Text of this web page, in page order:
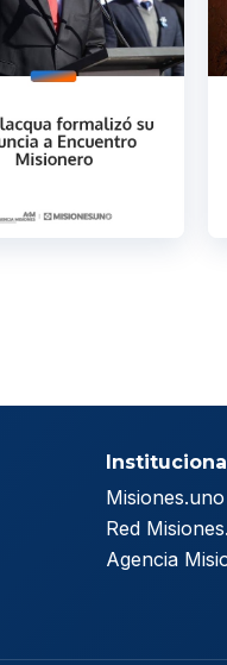
Institucional
Misiones.uno
Red
Agencia